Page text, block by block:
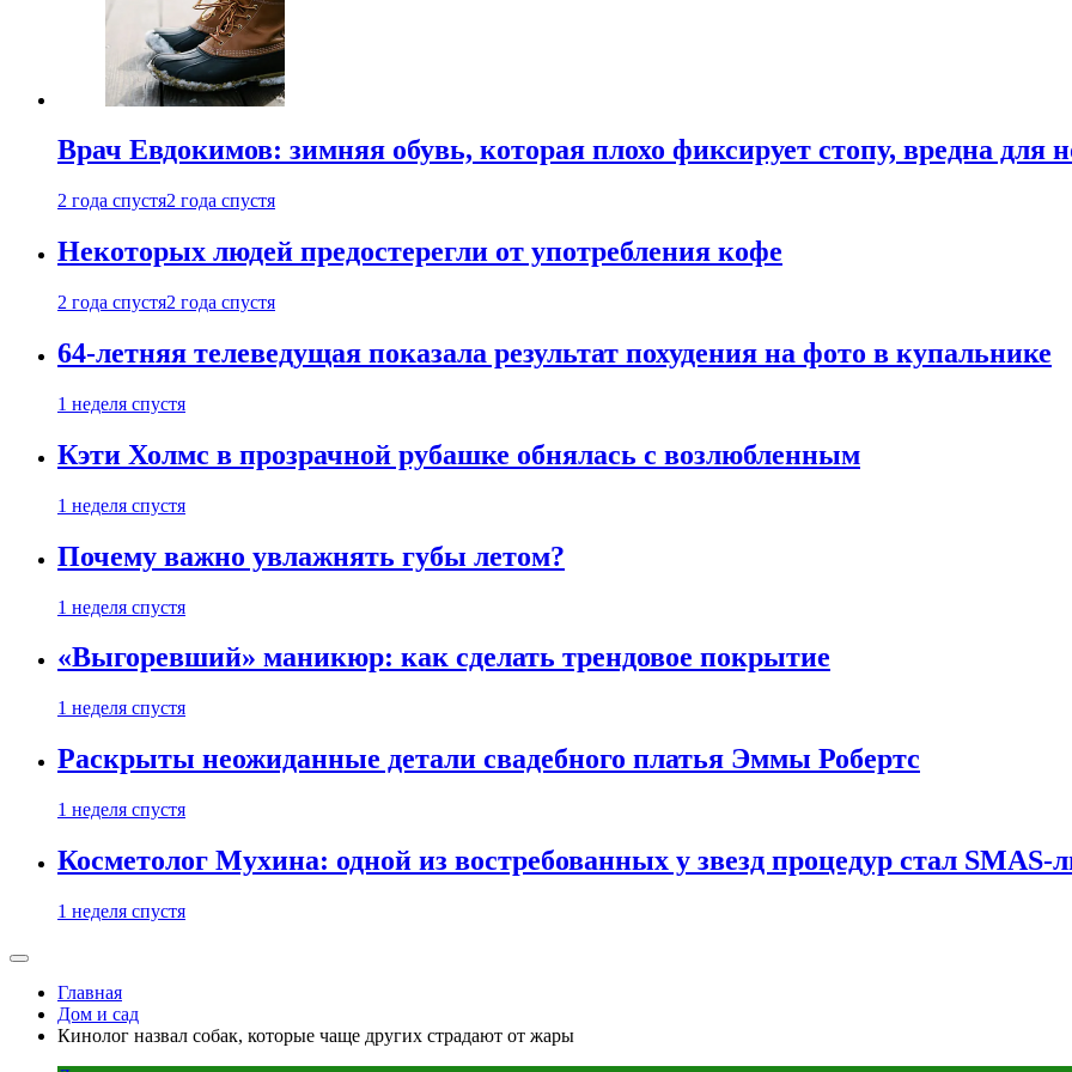
Врач Евдокимов: зимняя обувь, которая плохо фиксирует стопу, вредна для
2 года спустя2 года спустя
Некоторых людей предостерегли от употребления кофе
2 года спустя2 года спустя
64-летняя телеведущая показала результат похудения на фото в купальнике
1 неделя спустя
Кэти Холмс в прозрачной рубашке обнялась с возлюбленным
1 неделя спустя
Почему важно увлажнять губы летом?
1 неделя спустя
«Выгоревший» маникюр: как сделать трендовое покрытие
1 неделя спустя
Раскрыты неожиданные детали свадебного платья Эммы Робертс
1 неделя спустя
Косметолог Мухина: одной из востребованных у звезд процедур стал SMAS-
1 неделя спустя
Главная
Дом и сад
Кинолог назвал собак, которые чаще других страдают от жары